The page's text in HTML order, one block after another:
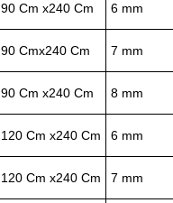
90 Cm x240 Cm 6 mm
90 Cmx240 Cm 7 mm
90 Cm x240 Cm 8 mm
120 Cm x240 Cm 6 mm
120 Cm x240 Cm 7 mm